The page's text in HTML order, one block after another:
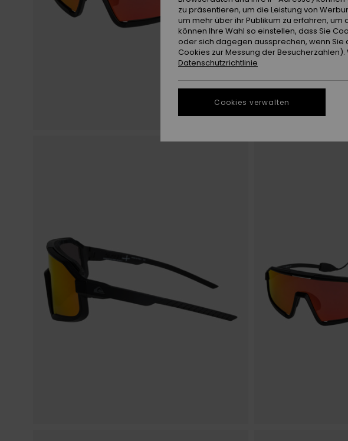
zu präsentieren, um die Leistung von
um mehr über ihr Publikum zu erfahren,
können Ihre Wahl so einstellen, dass Sie
oder sich dagegen aussprechen, wenn
Cookies zur Messung der
Datenschutzrichtlinie
Cookies verwalten